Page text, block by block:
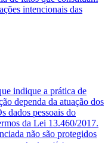
intencionais das
indique a prática de
dependa da atuação dos
dados pessoais do
da Lei 13.460/2017.
não são protegidos